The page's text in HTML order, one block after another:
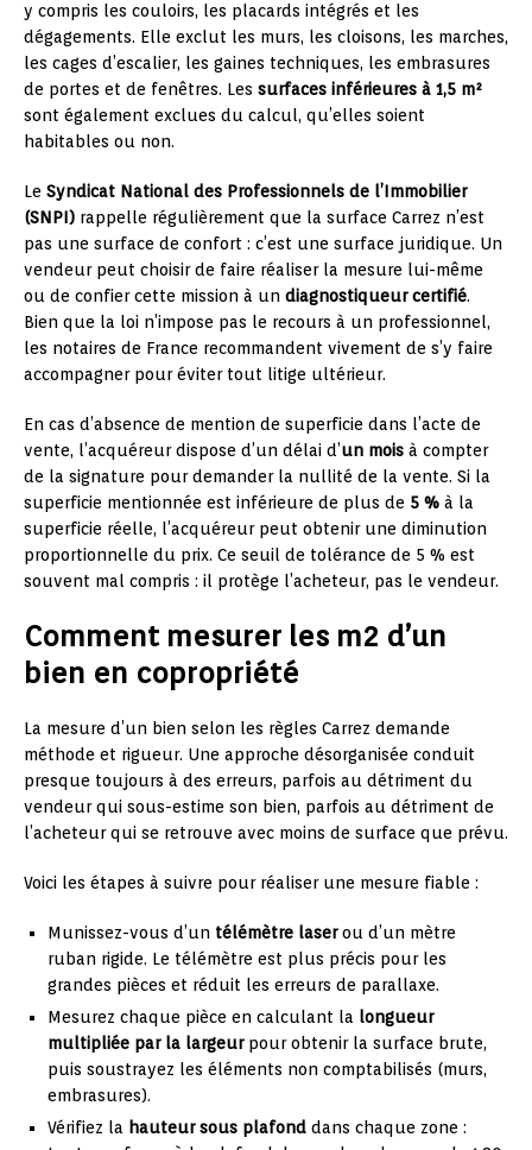
y compris les couloirs, les placards intégrés et les
dégagements. Elle exclut les murs, les cloisons, les marches,
les cages d’escalier, les gaines techniques, les embrasures
de portes et de fenêtres. Les surfaces inférieures à 1,5 m²
sont également exclues du calcul, qu’elles soient
habitables ou non.
Le Syndicat National des Professionnels de l’Immobilier
(SNPI) rappelle régulièrement que la surface Carrez n’est
pas une surface de confort : c’est une surface juridique. Un
vendeur peut choisir de faire réaliser la mesure lui-même
ou de confier cette mission à un diagnostiqueur certifié.
Bien que la loi n’impose pas le recours à un professionnel,
les notaires de France recommandent vivement de s’y faire
accompagner pour éviter tout litige ultérieur.
En cas d’absence de mention de superficie dans l’acte de
vente, l’acquéreur dispose d’un délai d’un mois à compter
de la signature pour demander la nullité de la vente. Si la
superficie mentionnée est inférieure de plus de 5 % à la
superficie réelle, l’acquéreur peut obtenir une diminution
proportionnelle du prix. Ce seuil de tolérance de 5 % est
souvent mal compris : il protège l’acheteur, pas le vendeur.
Comment mesurer les m2 d’un
bien en copropriété
La mesure d’un bien selon les règles Carrez demande
méthode et rigueur. Une approche désorganisée conduit
presque toujours à des erreurs, parfois au détriment du
vendeur qui sous-estime son bien, parfois au détriment de
l’acheteur qui se retrouve avec moins de surface que prévu.
Voici les étapes à suivre pour réaliser une mesure fiable :
Munissez-vous d’un télémètre laserou d’un mètre
ruban rigide. Le télémètre est plus précis pour les
grandes pièces et réduit les erreurs de parallaxe.
Mesurez chaque pièce en calculant la longueur
multipliée par la largeurpour obtenir la surface brute,
puis soustrayez les éléments non comptabilisés (murs,
embrasures).
Vérifiez la hauteur sous plafond dans chaque zone :